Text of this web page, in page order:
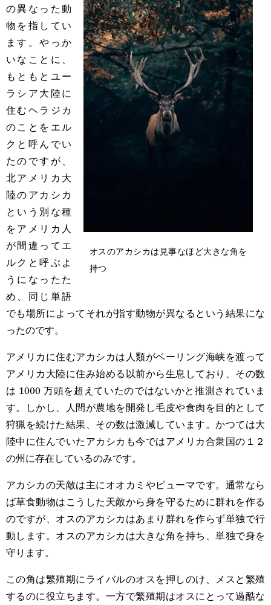
オスのアカシカは見事なほど大きな角を
持つ
の異なった動
物を指してい
ます。やっか
いなことに、
もともとユー
ラシア大陸に
住むヘラジカ
のことをエル
クと呼んでい
たのですが、
北アメリカ大
陸のアカシカ
という別な種
をアメリカ人
が間違ってエ
ルクと呼ぶよ
うになったた
め、同じ単語
でも場所によってそれが指す動物が異なるという結果にな
ったのです。
アメリカに住むアカシカは人類がベーリング海峡を渡って
アメリカ大陸に住み始める以前から生息しており、その数
は 1000 万頭を超えていたのではないかと推測されていま
す。しかし、人間が農地を開発し毛皮や食肉を目的として
狩猟を続けた結果、その数は激減しています。かつては大
陸中に住んでいたアカシカも今ではアメリカ合衆国の１２
の州に存在しているのみです。
アカシカの天敵は主にオオカミやピューマです。通常なら
ば草食動物はこうした天敵から身を守るために群れを作る
のですが、オスのアカシカはあまり群れを作らず単独で行
動します。オスのアカシカは大きな角を持ち、単独で身を
守ります。
この角は繁殖期にライバルのオスを押しのけ、メスと繁殖
するのに役立ちます。一方で繁殖期はオスにとって過酷な